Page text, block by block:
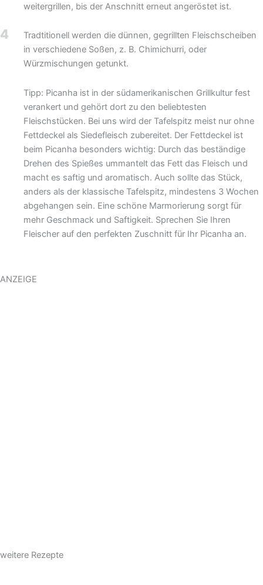
weitergrillen, bis der Anschnitt erneut angeröstet ist.
4
Tradtitionell werden die dünnen, gegrillten Fleischscheiben
in verschiedene Soßen, z. B. Chimichurri, oder
Würzmischungen getunkt.
Tipp: Picanha ist in der südamerikanischen Grillkultur fest
verankert und gehört dort zu den beliebtesten
Fleischstücken. Bei uns wird der Tafelspitz meist nur ohne
Fettdeckel als Siedefleisch zubereitet. Der Fettdeckel ist
beim Picanha besonders wichtig: Durch das beständige
Drehen des Spießes ummantelt das Fett das Fleisch und
macht es saftig und aromatisch. Auch sollte das Stück,
anders als der klassische Tafelspitz, mindestens 3 Wochen
abgehangen sein. Eine schöne Marmorierung sorgt für
mehr Geschmack und Saftigkeit. Sprechen Sie Ihren
Fleischer auf den perfekten Zuschnitt für Ihr Picanha an.
ANZEIGE
weitere Rezepte